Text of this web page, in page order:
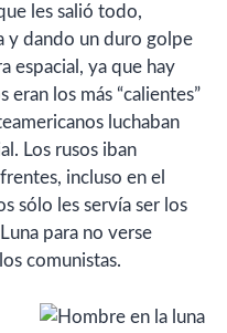
les salió todo,
y dando un duro golpe
espacial, ya que hay
los más “calientes”
luchaban
Los rusos iban
incluso en el
sólo les servía ser los
para no verse
comunistas.